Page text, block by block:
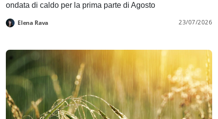
ondata di caldo per la prima parte di Agosto
Elena Rava 23/07/2026